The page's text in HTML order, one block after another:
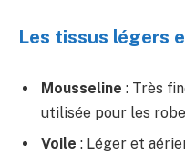
Les tissus légers
Mousseline : Très
utilisée pour les
Voile : Léger et